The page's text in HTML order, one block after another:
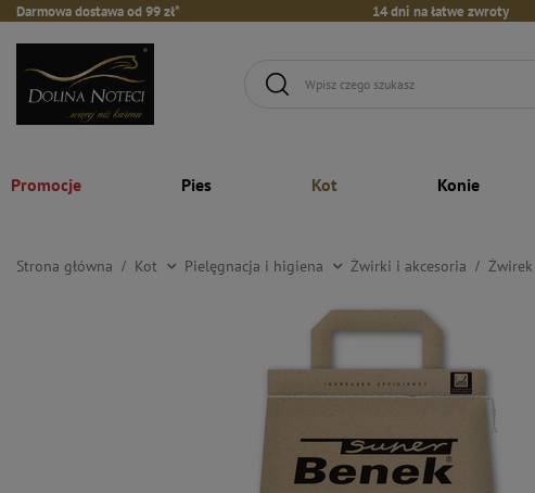
Darmowa dostawa od 99 zł* 14 dni na łatwe zwroty
Promocje Pies Kot Konie
Strona główna Kot Pielęgnacja i higiena Żwirki i akcesoria